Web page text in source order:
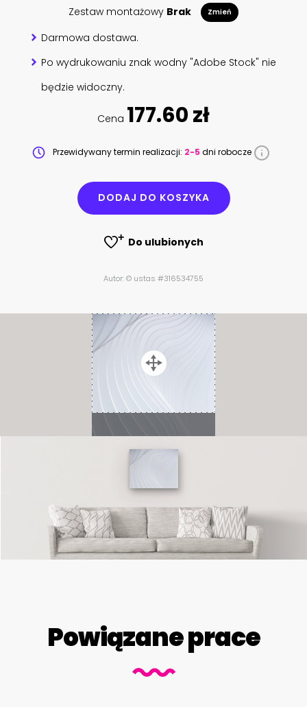
Zestaw montażowy Brak Zmień
Darmowa dostawa.
Po wydrukowaniu znak wodny "Adobe Stock" nie
będzie widoczny.
Cena 177.60 zł
Przewidywany termin realizacji: 2-5 dni robocze
DODAJ DO KOSZYKA
Do ulubionych
Autor: © ustas #316534755
Powiązane prace